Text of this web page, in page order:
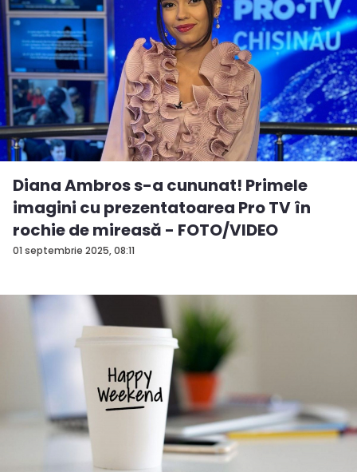
01 septembrie 2025, 08:11
Diana Ambros s-a cununat! Primele
imagini cu prezentatoarea Pro TV în
rochie de mireasă - FOTO/VIDEO